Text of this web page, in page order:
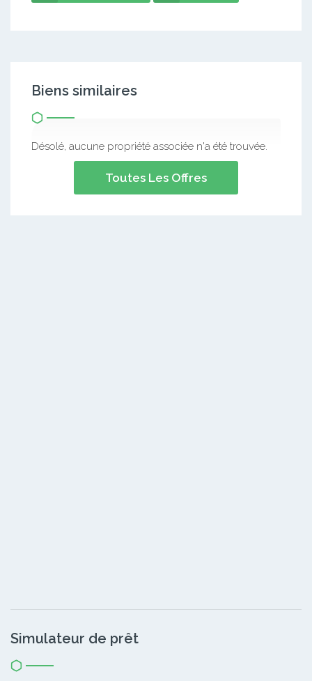
Biens similaires
Désolé, aucune propriété associée n'a été trouvée.
Toutes Les Offres
Simulateur de prêt